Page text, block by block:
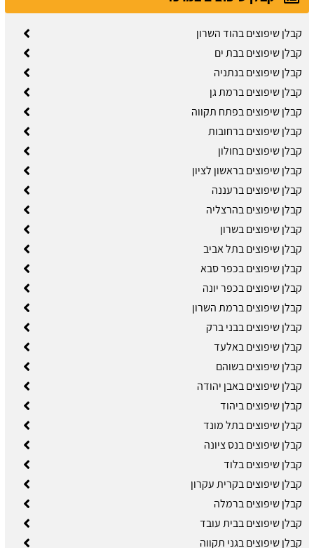
קבלן שיפוצים בהוד השרון
קבלן שיפוצים בבת ים
קבלן שיפוצים בנתניה
קבלן שיפוצים ברמת גן
קבלן שיפוצים בפתח תקווה
קבלן שיפוצים ברחובות
קבלן שיפוצים בחולון
קבלן שיפוצים בראשון לציון
קבלן שיפוצים ברעננה
קבלן שיפוצים בהרצליה
קבלן שיפוצים בשרון
קבלן שיפוצים בתל אביב
קבלן שיפוצים בכפר סבא
קבלן שיפוצים בכפר יונה
קבלן שיפוצים ברמת השרון
קבלן שיפוצים בבני ברק
קבלן שיפוצים באלעד
קבלן שיפוצים בשוהם
קבלן שיפוצים באבן יהודה
קבלן שיפוצים ביהוד
קבלן שיפוצים בתל מונד
קבלן שיפוצים בנס ציונה
קבלן שיפוצים בלוד
קבלן שיפוצים בקרית עקרון
קבלן שיפוצים ברמלה
קבלן שיפוצים בבית עובד
קבלן שיפוצים בגני תקווה